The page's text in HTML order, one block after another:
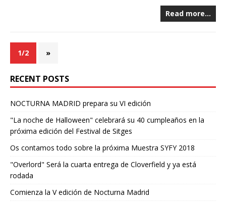
Read more…
1/2 »
RECENT POSTS
NOCTURNA MADRID prepara su VI edición
"La noche de Halloween" celebrará su 40 cumpleaños en la
próxima edición del Festival de Sitges
Os contamos todo sobre la próxima Muestra SYFY 2018
"Overlord" Será la cuarta entrega de Cloverfield y ya está
rodada
Comienza la V edición de Nocturna Madrid